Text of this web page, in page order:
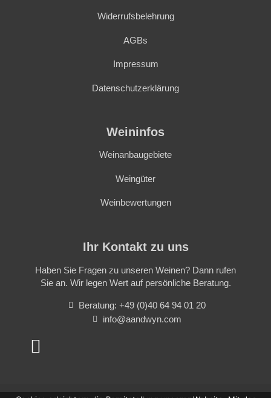
Widerrufsbelehrung
AGBs
Impressum
Datenschutzerklärung
Weininfos
Weinanbaugebiete
Weingüter
Weinbewertungen
Ihr Kontakt zu uns
Haben Sie Fragen zu unseren Weinen? Dann rufen
Sie an. Wir legen Wert auf persönliche Beratung.
Beratung: +49 (0)40 64 94 01 20
info@aandwyn.com